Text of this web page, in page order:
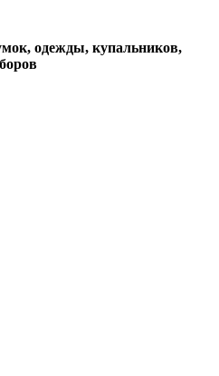
одежды, купальников,